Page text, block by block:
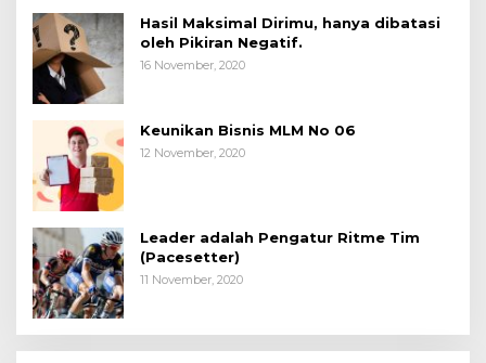
Hasil Maksimal Dirimu, hanya dibatasi
oleh Pikiran Negatif.
16 November, 2020
Keunikan Bisnis MLM No 06
12 November, 2020
Leader adalah Pengatur Ritme Tim
(Pacesetter)
11 November, 2020